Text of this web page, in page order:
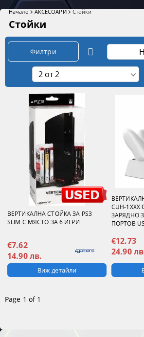
Начало АКСЕСОАРИ Стойки
Стойки
Филтри
ВЕРТИКАЛНА СТОЙКА ЗА PS3
SLIM С МЯСТО ЗА 6 ИГРИ
€7.62
14.90 лв.
Виж детайли
CUH-
ЗАРЯДНО
ПОРТОВ
€12.73
24.90
Page 1 of 1